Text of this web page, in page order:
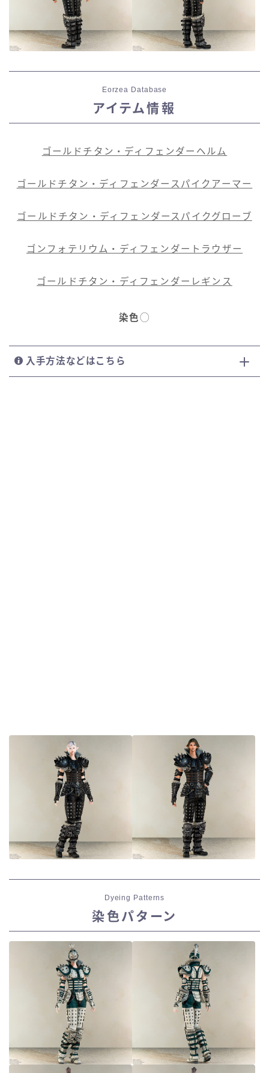
Eorzea Database
アイテム情報
ゴールドチタン・ディフェンダーヘルム
ゴールドチタン・ディフェンダースパイクアーマー
ゴールドチタン・ディフェンダースパイクグローブ
ゴンフォテリウム・ディフェンダートラウザー
ゴールドチタン・ディフェンダーレギンス
染色◯
入手方法などはこちら
Dyeing Patterns
染色パターン